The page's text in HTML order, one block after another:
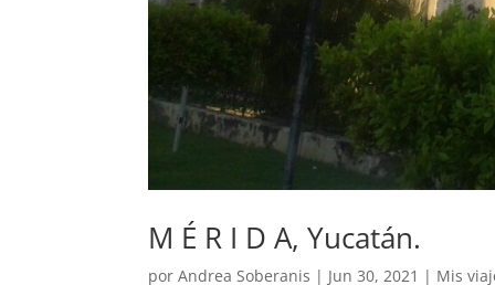
M É R I D A, Yucatán.
porAndrea Soberanis | Jun 30, 2021 | Mis